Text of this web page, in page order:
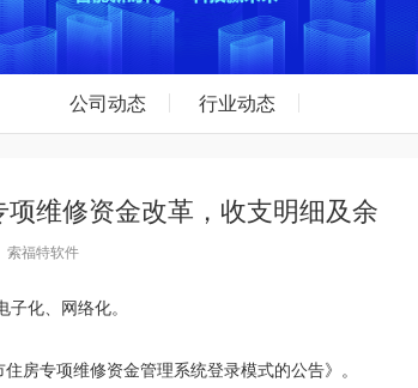
公司动态 行业动态
维修资金改革，收支明细及余
索福特软件
化、网络化。
房专项维修资金管理系统登录模式的公告》。